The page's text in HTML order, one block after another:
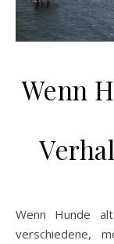
Wenn
Wenn Hunde alt werden, treten früher oder später,
verschiedene,